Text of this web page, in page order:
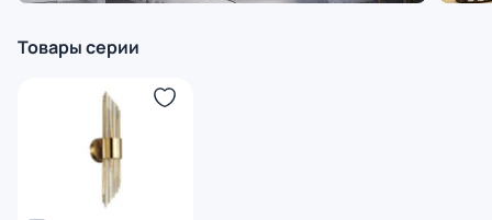
Товары серии